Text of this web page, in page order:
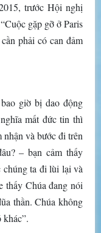
trước Hội nghị
gặp gỡ ở Paris
phải có can đảm
giờ bị dao động
mất đức tin thì
và bước đi trên
– bạn cảm thấy
chúng ta đi lùi lại và
thấy Chúa đang nói
thần. Chúa không